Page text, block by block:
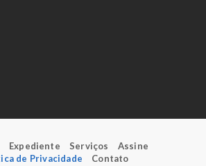
Expediente Serviços
Assine
de Privacidade
Contato